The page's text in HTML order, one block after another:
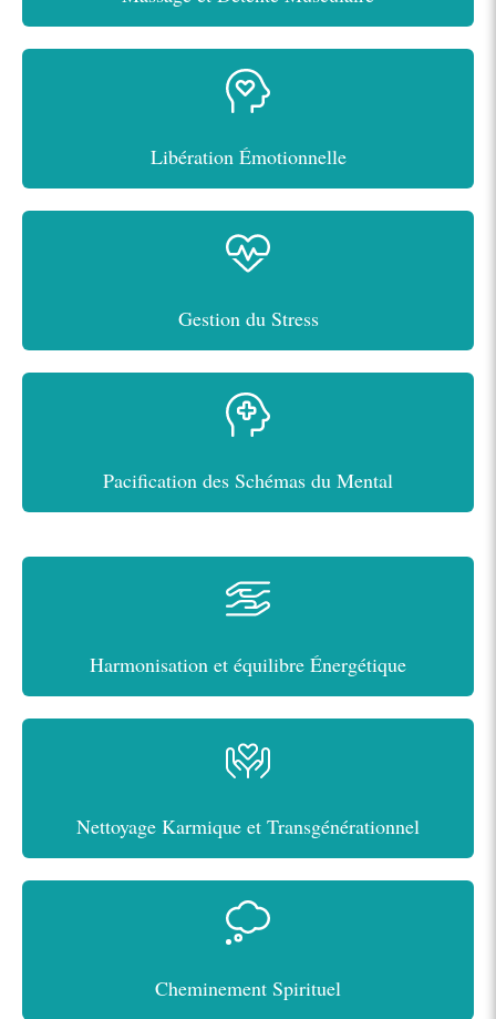
Libération Émotionnelle
Gestion du Stress
Pacification des Schémas du Mental
Harmonisation et équilibre Énergétique
Nettoyage Karmique et Transgénérationnel
Cheminement Spirituel